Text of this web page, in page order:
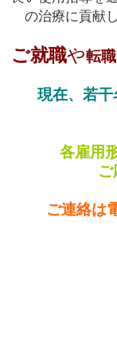
の治療に貢献
ご就職や転職
現在、若
各雇用
ご連絡は